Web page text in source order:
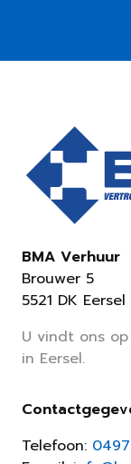
BMA Verhuur
Brouwer 5
5521 DK Eersel
U vindt ons
in Eersel.
Telefoon: